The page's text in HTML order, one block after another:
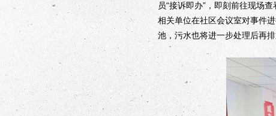
员“接诉即办”，即刻前往现场
相关单位在社区会议室对事件
池，污水也将进一步处理后再